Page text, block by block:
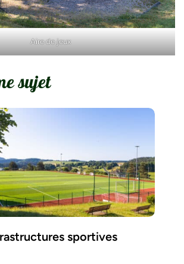
Aire de jeux
sujet
sportives